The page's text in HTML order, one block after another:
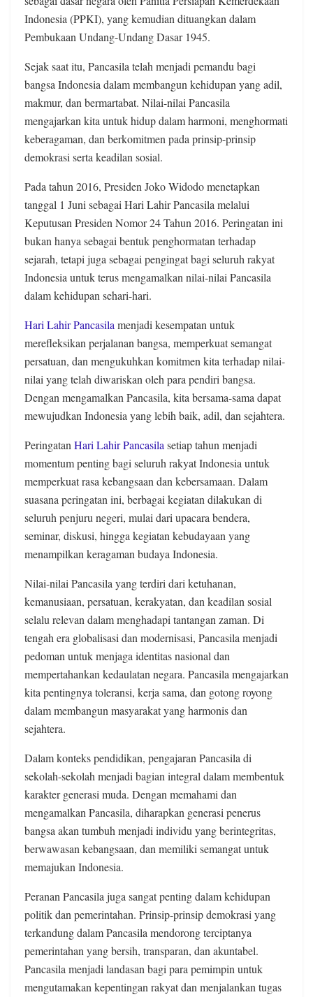
Indonesia (PPKI), yang kemudian dituangkan dalam
Pembukaan Undang-Undang Dasar 1945.
Sejak saat itu, Pancasila telah menjadi pemandu bagi
bangsa Indonesia dalam membangun kehidupan yang adil,
makmur, dan bermartabat. Nilai-nilai Pancasila
mengajarkan kita untuk hidup dalam harmoni, menghormati
keberagaman, dan berkomitmen pada prinsip-prinsip
demokrasi serta keadilan sosial.
Pada tahun 2016, Presiden Joko Widodo menetapkan
tanggal 1 Juni sebagai Hari Lahir Pancasila melalui
Keputusan Presiden Nomor 24 Tahun 2016. Peringatan ini
bukan hanya sebagai bentuk penghormatan terhadap
sejarah, tetapi juga sebagai pengingat bagi seluruh rakyat
Indonesia untuk terus mengamalkan nilai-nilai Pancasila
dalam kehidupan sehari-hari.
Hari Lahir Pancasila menjadi kesempatan untuk
merefleksikan perjalanan bangsa, memperkuat semangat
persatuan, dan mengukuhkan komitmen kita terhadap nilai-
nilai yang telah diwariskan oleh para pendiri bangsa.
Dengan mengamalkan Pancasila, kita bersama-sama dapat
mewujudkan Indonesia yang lebih baik, adil, dan sejahtera.
Peringatan Hari Lahir Pancasila setiap tahun menjadi
momentum penting bagi seluruh rakyat Indonesia untuk
memperkuat rasa kebangsaan dan kebersamaan. Dalam
suasana peringatan ini, berbagai kegiatan dilakukan di
seluruh penjuru negeri, mulai dari upacara bendera,
seminar, diskusi, hingga kegiatan kebudayaan yang
menampilkan keragaman budaya Indonesia.
Nilai-nilai Pancasila yang terdiri dari ketuhanan,
kemanusiaan, persatuan, kerakyatan, dan keadilan sosial
selalu relevan dalam menghadapi tantangan zaman. Di
tengah era globalisasi dan modernisasi, Pancasila menjadi
pedoman untuk menjaga identitas nasional dan
mempertahankan kedaulatan negara. Pancasila mengajarkan
kita pentingnya toleransi, kerja sama, dan gotong royong
dalam membangun masyarakat yang harmonis dan
sejahtera.
Dalam konteks pendidikan, pengajaran Pancasila di
sekolah-sekolah menjadi bagian integral dalam membentuk
karakter generasi muda. Dengan memahami dan
mengamalkan Pancasila, diharapkan generasi penerus
bangsa akan tumbuh menjadi individu yang berintegritas,
berwawasan kebangsaan, dan memiliki semangat untuk
memajukan Indonesia.
Peranan Pancasila juga sangat penting dalam kehidupan
politik dan pemerintahan. Prinsip-prinsip demokrasi yang
terkandung dalam Pancasila mendorong terciptanya
pemerintahan yang bersih, transparan, dan akuntabel.
Pancasila menjadi landasan bagi para pemimpin untuk
mengutamakan kepentingan rakyat dan menjalankan tugas